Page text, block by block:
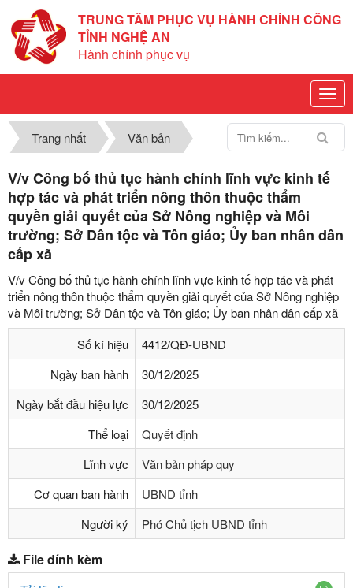
TRUNG TÂM PHỤC VỤ HÀNH CHÍNH CÔNG
TỈNH NGHỆ AN
Hành chính phục vụ
Trang nhất Văn bản
V/v Công bố thủ tục hành chính lĩnh vực kinh tế
hợp tác và phát triển nông thôn thuộc thẩm
quyền giải quyết của Sở Nông nghiệp và Môi
trường; Sở Dân tộc và Tôn giáo; Ủy ban nhân dân
cấp xã
V/v Công bố thủ tục hành chính lĩnh vực kinh tế hợp tác và phát
triển nông thôn thuộc thẩm quyền giải quyết của Sở Nông nghiệp
và Môi trường; Sở Dân tộc và Tôn giáo; Ủy ban nhân dân cấp xã
Số kí hiệu
4412/QĐ-UBND
Ngày ban hành
30/12/2025
Ngày bắt đầu hiệu lực
30/12/2025
Thể loại
Quyết định
Lĩnh vực
Văn bản pháp quy
Cơ quan ban hành
UBND tỉnh
Người ký
Phó Chủ tịch UBND tỉnh
File đính kèm